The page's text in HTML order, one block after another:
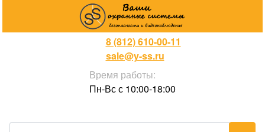
8 (812) 610-00-11
sale@y-ss.ru
Время работы:
Пн-Вс с 10:00-18:00